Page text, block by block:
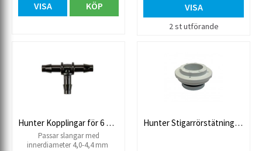
VISA KÖP
stationer 230 V Antal
Kompatibel med samtliga Clik
VISA
2 st utförande
Hunter Kopplingar för 6 mm slang
Passar slangar med
innerdiameter 4,0-4,4 mm
Hunter Stigarrörstätning PRO Spray